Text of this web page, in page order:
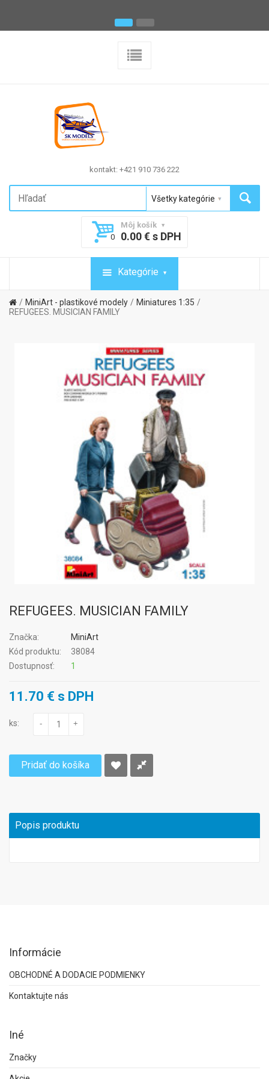
kontakt: +421 910 736 222
Môj košík
0
0.00 € s DPH
Kategórie
MiniArt - plastikové modely
Miniatures 1:35
REFUGEES. MUSICIAN FAMILY
REFUGEES. MUSICIAN FAMILY
Značka:
MiniArt
Kód produktu:
38084
Dostupnosť:
1
11.70 € s DPH
ks: - +
Pridať do košíka
Popis produktu
Informácie
OBCHODNÉ A DODACIE PODMIENKY
Kontaktujte nás
Iné
Značky